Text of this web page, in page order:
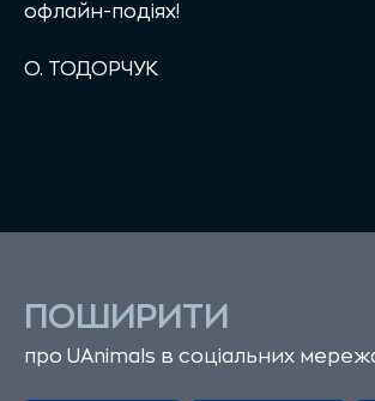
офлайн-подіях!
О. ТОДОРЧУК
ПОШИРИТИ
про UAnimals в соціальних